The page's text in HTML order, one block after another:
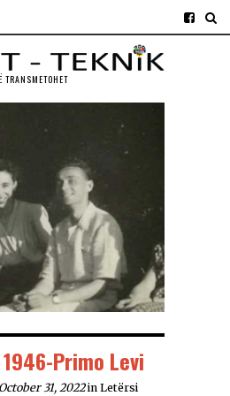
Primo Levi
31, 2022 in Letërsi